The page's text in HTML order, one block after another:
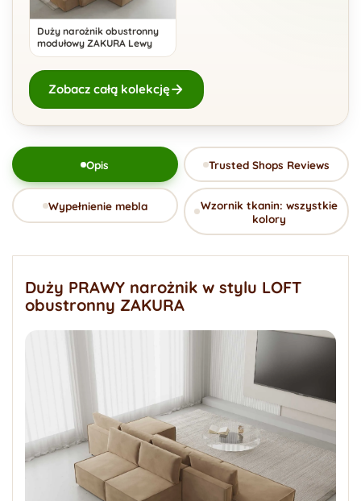
Duży narożnik obustronny
modułowy ZAKURA Lewy
Zobacz całą kolekcję
Opis Trusted Shops Reviews
Wypełnienie mebla
Wzornik tkanin: wszystkie
kolory
Duży PRAWY narożnik w stylu LOFT
obustronny ZAKURA